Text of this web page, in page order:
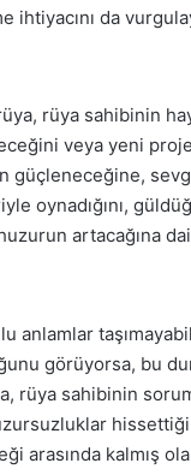
ihtiyacını da
rüya sahibinin
veya yeni
güçleneceğine,
oynadığını,
artacağına
anlamlar
görüyorsa, bu
rüya sahibinin
arasında kalmış